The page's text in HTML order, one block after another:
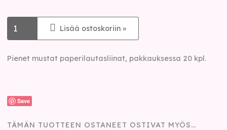
Lisää ostoskoriin »
Pienet mustat paperilautasliinat, pakkauksessa 20 kpl.
Save
TÄMÄN TUOTTEEN OSTANEET OSTIVAT MYÖS…